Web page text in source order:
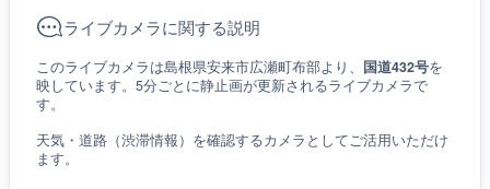
ライブカメラに関する説明
このライブカメラは島根県安来市広瀬町布部より、 国道432号を
映しています。5分ごとに静止画が更新されるライブカメラで
す。
天気・道路（渋滞情報）を確認するカメラとしてご活用いただけ
ます。